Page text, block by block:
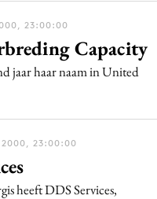
23:00:00
Capacity
jaar haar naam in United
2000, 23:00:00
heeft DDS Services,